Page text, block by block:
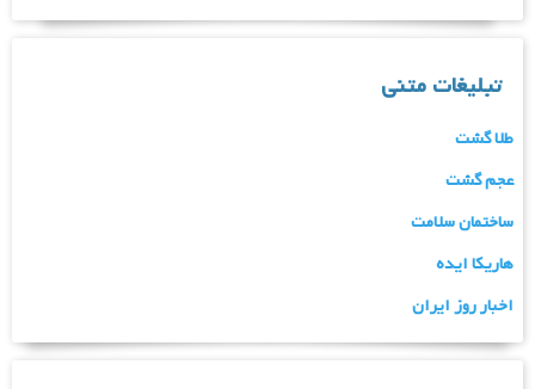
تبلیغات متنی
طلا گشت
عجم گشت
ساختمان سلامت
هاریکا ایده
اخبار روز ایران